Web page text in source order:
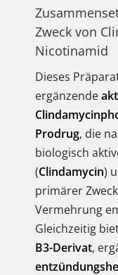
Zweck von
Nicotinamid
Dieses
ergänzende
Prodrug, die
biologisch
(Clindamycin)
primärer
Vermehrung
Gleichzeitig
B3-Derivat,